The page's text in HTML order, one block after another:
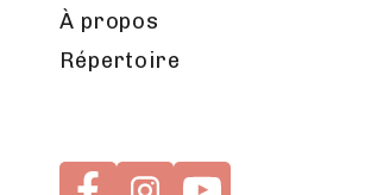
À propos
Répertoire